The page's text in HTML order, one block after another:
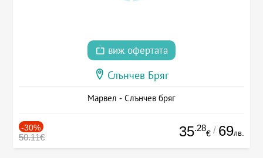
виж офертата
Слънчев Бряг
Марвел - Слънчев бряг
-30%
50.11€ 35.28
€ / 69лв.